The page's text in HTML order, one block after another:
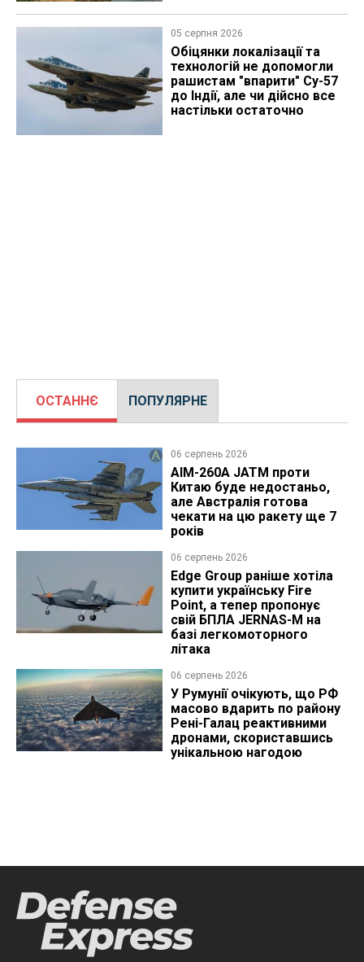
05 серпня 2026
Обіцянки локалізації та
технологій не допомогли
рашистам "впарити" Су-57
до Індії, але чи дійсно все
настільки остаточно
ОСТАННЄ ПОПУЛЯРНЕ
06 серпень 2026
AIM-260A JATM проти
Китаю буде недостаньо,
але Австралія готова
чекати на цю ракету ще 7
років
06 серпень 2026
Edge Group раніше хотіла
купити українську Fire
Point, а тепер пропонує
свій БПЛА JERNAS-M на
базі легкомоторного
літака
06 серпень 2026
У Румунії очікують, що РФ
масово вдарить по району
Рені-Галац реактивними
дронами, скориставшись
унікальною нагодою